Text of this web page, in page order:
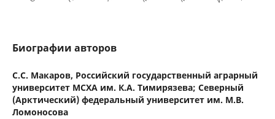
Биографии авторов
С.С. Макаров, Российский государственный аграрный
университет МСХА им. К.А. Тимирязева; Северный
(Арктический) федеральный университет им. М.В.
Ломоносова